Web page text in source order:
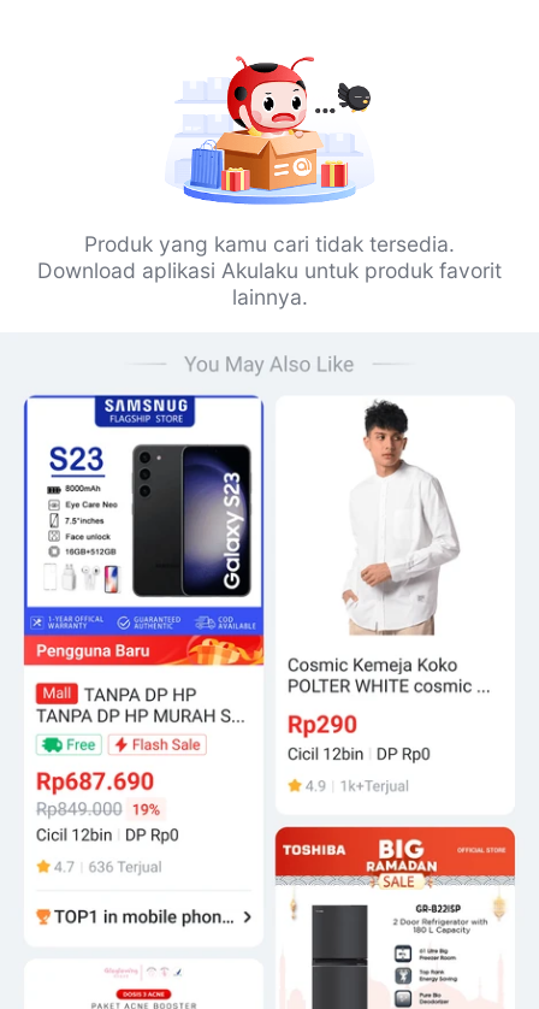
Produk yang kamu cari tidak tersedia.
Download aplikasi Akulaku untuk produk favorit
lainnya.